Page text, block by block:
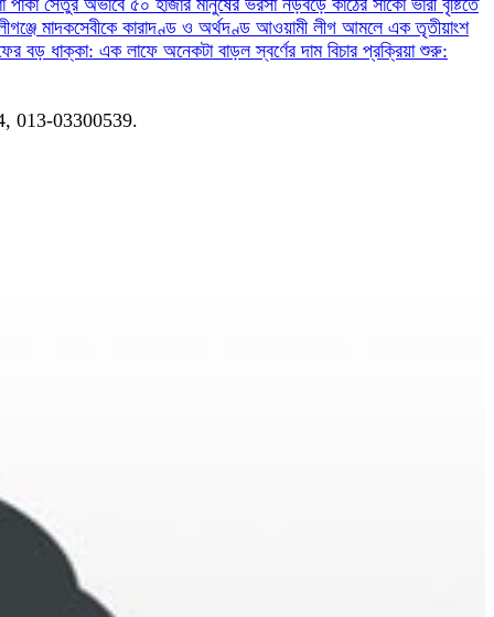
পাকা সেতুর অভাবে ৫০ হাজার মানুষের ভরসা নড়বড়ে কাঠের সাঁকো ভারী বৃষ্টিতে
মাদকসেবীকে কারাদণ্ড ও অর্থদণ্ড আওয়ামী লীগ আমলে এক তৃতীয়াংশ
বড় ধাক্কা: এক লাফে অনেকটা বাড়ল স্বর্ণের দাম বিচার প্রক্রিয়া শুরু:
013-03300539.